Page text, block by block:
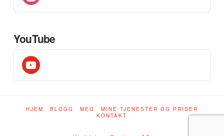
YouTube
youtube
HJEM BLOGG MEG
MINE TJENESTER OG PRISER
KONTAKT